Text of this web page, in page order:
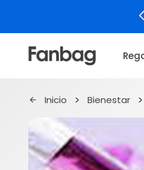
Inicio Bienestar